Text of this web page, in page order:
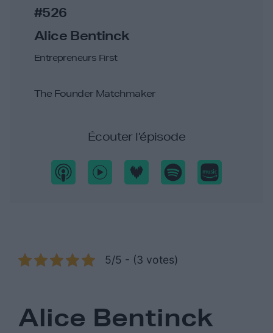
#526
Alice Bentinck
Entrepreneurs First
The Founder Matchmaker
Écouter l’épisode
5/5 - (3 votes)
Alice Bentinck